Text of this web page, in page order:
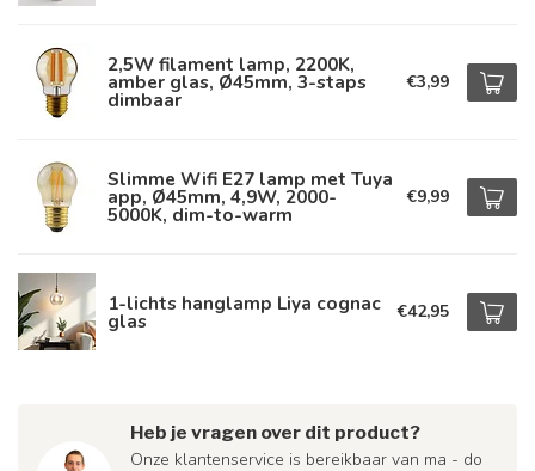
2,5W filament lamp, 2200K,
amber glas, Ø45mm, 3-staps
dimbaar
€3,99
Slimme Wifi E27 lamp met Tuya
app, Ø45mm, 4,9W, 2000-
5000K, dim-to-warm
€9,99
1-lichts hanglamp Liya cognac
glas €42,95
Heb je vragen over dit product?
Onze klantenservice is bereikbaar van ma - do